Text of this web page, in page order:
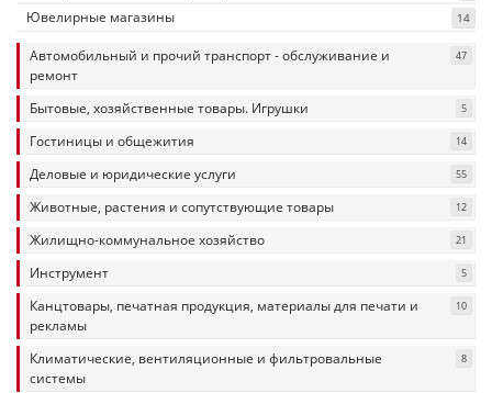
Ювелирные магазины 14
Автомобильный и прочий транспорт - обслуживание и
ремонт
47
Бытовые, хозяйственные товары. Игрушки 5
Гостиницы и общежития 14
Деловые и юридические услуги 55
Животные, растения и сопутствующие товары 12
Жилищно-коммунальное хозяйство 21
Инструмент 5
Канцтовары, печатная продукция, материалы для печати и
рекламы
10
Климатические, вентиляционные и фильтровальные
системы
8